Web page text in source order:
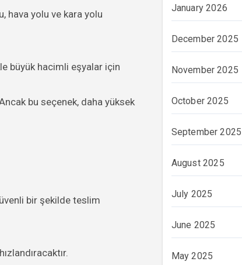
hava yolu ve kara yolu
büyük hacimli eşyalar için
bu seçenek, daha yüksek
bir şekilde teslim
January 2026
December 2025
November 2025
October 2025
September 2025
August 2025
July 2025
June 2025
May 2025